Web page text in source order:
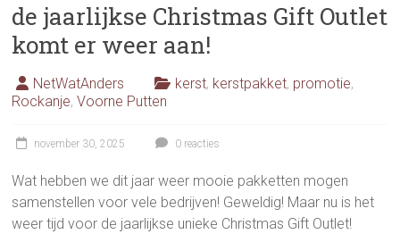
de jaarlijkse Christmas Gift Outlet
komt er weer aan!
NetWatAnders kerst, kerstpakket, promotie,
Rockanje,Voorne Putten
november 30, 2025 0 reacties
Wat hebben we dit jaar weer mooie pakketten mogen
samenstellen voor vele bedrijven! Geweldig! Maar nu is het
weer tijd voor de jaarlijkse unieke Christmas Gift Outlet!